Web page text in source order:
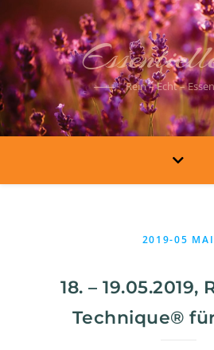
Rein – Echt –
2019-05 MAI
18. – 19.05.2019,
Technique®